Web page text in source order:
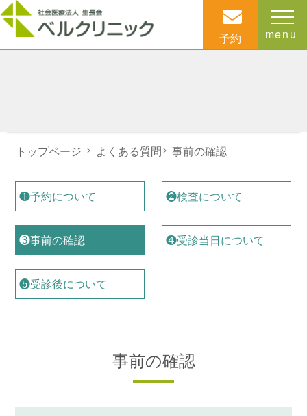
予約 menu
トップページ > よくある質問> 事前の確認
❶予約について ❷検査について
❸事前の確認 ❹受診当日について
❺受診後について
事前の確認